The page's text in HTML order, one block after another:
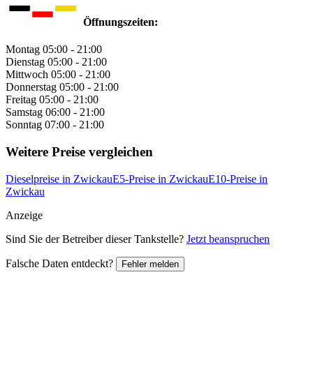
Öffnungszeiten:
Montag 05:00 - 21:00
Dienstag 05:00 - 21:00
Mittwoch 05:00 - 21:00
Donnerstag 05:00 - 21:00
Freitag 05:00 - 21:00
Samstag 06:00 - 21:00
Sonntag 07:00 - 21:00
Weitere Preise vergleichen
Dieselpreise in ZwickauE5-Preise in ZwickauE10-Preise in
Zwickau
Anzeige
Sind Sie der Betreiber dieser Tankstelle? Jetzt beanspruchen
Falsche Daten entdeckt? Fehler melden